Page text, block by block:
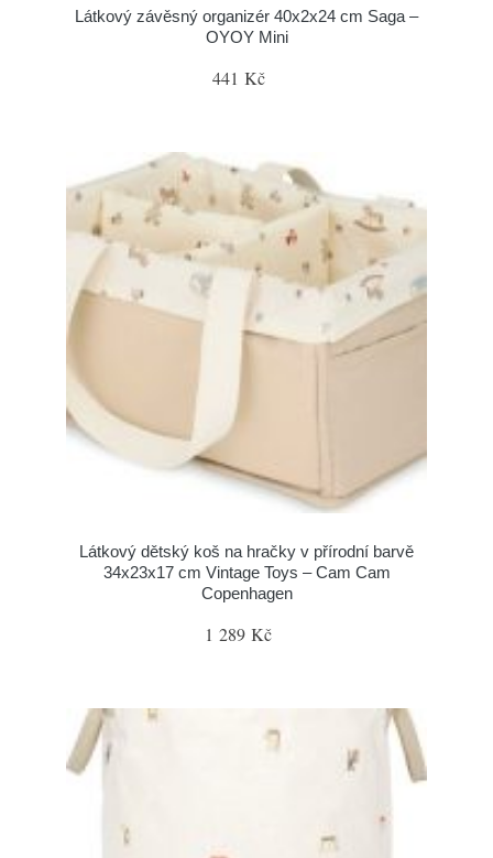
Látkový závěsný organizér 40x2x24 cm Saga –
OYOY Mini
441 Kč
Látkový dětský koš na hračky v přírodní barvě
34x23x17 cm Vintage Toys – Cam Cam
Copenhagen
1 289 Kč